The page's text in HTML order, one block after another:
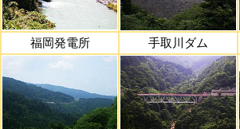
福岡発電所 手取川ダム